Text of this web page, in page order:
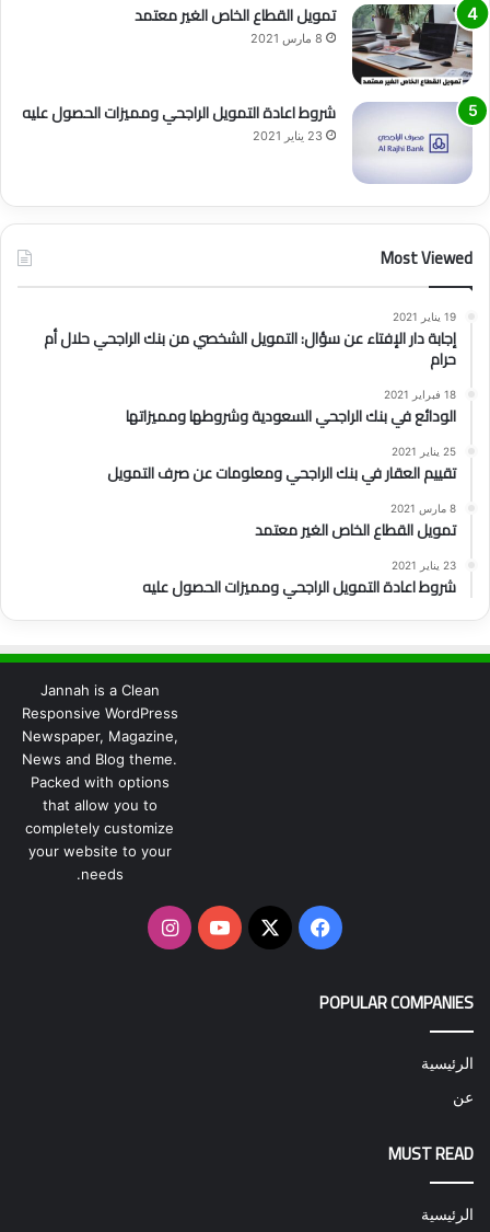
تمويل القطاع الخاص الغير معتمد
8 مارس 2021
شروط اعادة التمويل الراجحي ومميزات الحصول عليه
23 يناير 2021
Most Viewed
19 يناير 2021
إجابة دار الإفتاء عن سؤال: التمويل الشخصي من بنك الراجحي حلال أم
حرام
18 فبراير 2021
الودائع في بنك الراجحي السعودية وشروطها ومميزاتها
25 يناير 2021
تقييم العقار في بنك الراجحي ومعلومات عن صرف التمويل
8 مارس 2021
تمويل القطاع الخاص الغير معتمد
23 يناير 2021
شروط اعادة التمويل الراجحي ومميزات الحصول عليه
Jannah is a Clean
Responsive WordPress
Newspaper, Magazine,
News and Blog theme.
Packed with options
that allow you to
completely customize
your website to your
needs.
فيسبوك
‫X
‫YouTubeانستقرام
POPULAR COMPANIES
الرئيسية
عن
MUST READ
الرئيسية